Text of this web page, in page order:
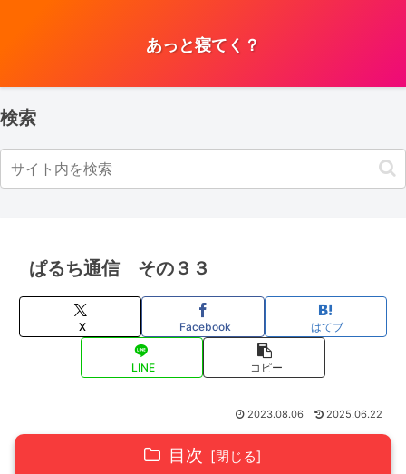
あっと寝てく？
検索
ぱるち通信 その３３
X Facebook はてブ
LINE コピー
2023.08.06 2025.06.22
目次